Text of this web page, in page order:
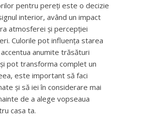
pentru pereți este o decizie
interior, având un impact
atmosferei și percepției
Culorile pot influența starea
anumite trăsături
pot transforma complet un
este important să faci
și să iei în considerare mai
de a alege vopseaua
casa ta.